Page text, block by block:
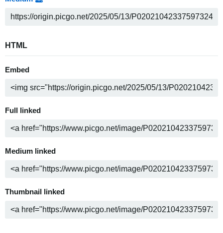
HTML
Embed
Full linked
Medium linked
Thumbnail linked